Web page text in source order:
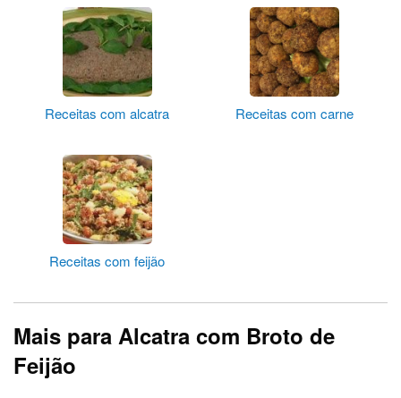
Receitas com alcatra Receitas com carne
Receitas com feijão
Mais para Alcatra com Broto de
Feijão